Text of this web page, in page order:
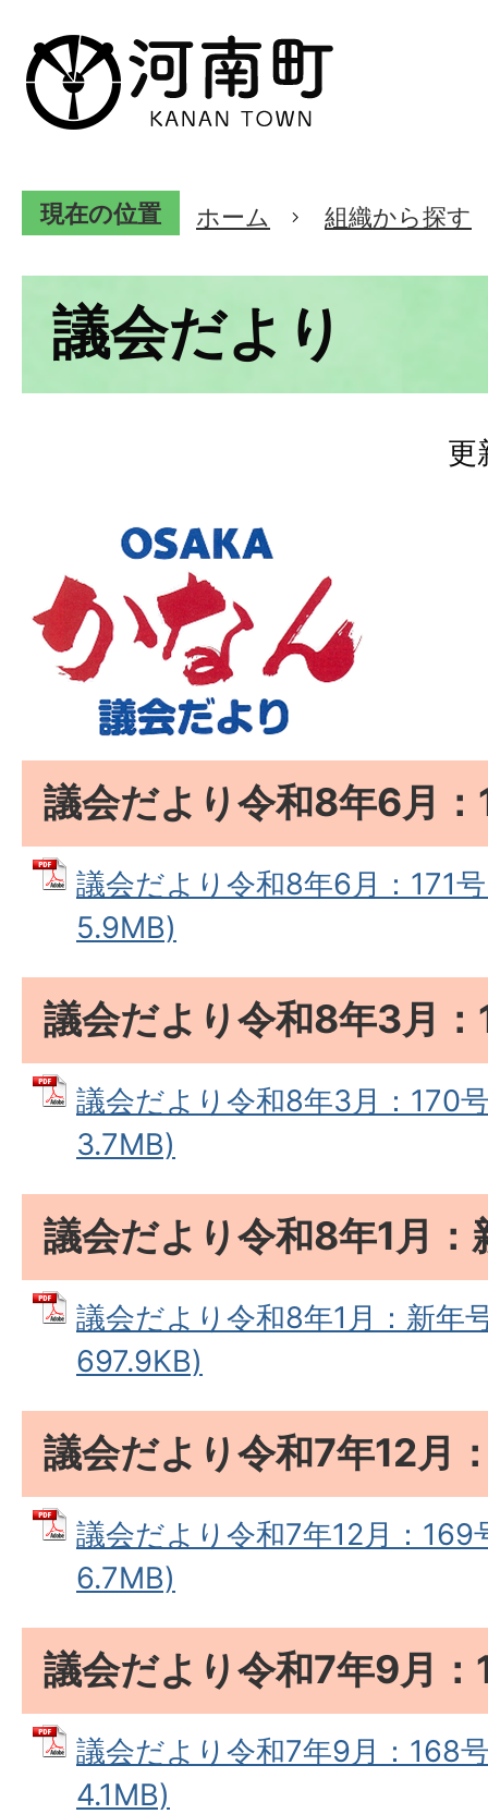
現在の位置 ホーム 組織から探す
議会だより
更
議会だより令和8年6月：
議会だより令和8年6月：171
5.9MB)
議会だより令和8年3月
議会だより令和8年3月：170
3.7MB)
議会だより令和8年1月：
議会だより令和8年1月：新年
697.9KB)
議会だより令和7年12月
議会だより令和7年12月：169
6.7MB)
議会だより令和7年9月
議会だより令和7年9月：168
4.1MB)